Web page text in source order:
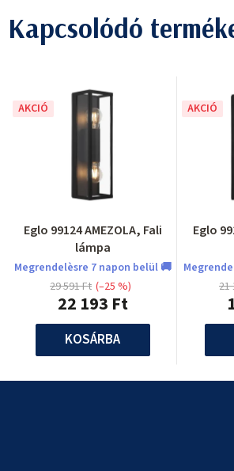
Kapcsolódó
AKCIÓ
Eglo 99124 AMEZOLA, Fali
lámpa
Megrendelèsre 7 napon belül 🚚
22 193 Ft
29 591 Ft (–25 %)
KOSÁRBA
AKCIÓ
Eglo
21